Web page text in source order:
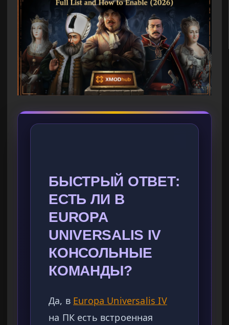
БЫСТРЫЙ ОТВЕТ:
ЕСТЬ ЛИ В
EUROPA
UNIVERSALIS IV
КОНСОЛЬНЫЕ
КОМАНДЫ?
Да, в Europa Universalis IV
на ПК есть встроенная